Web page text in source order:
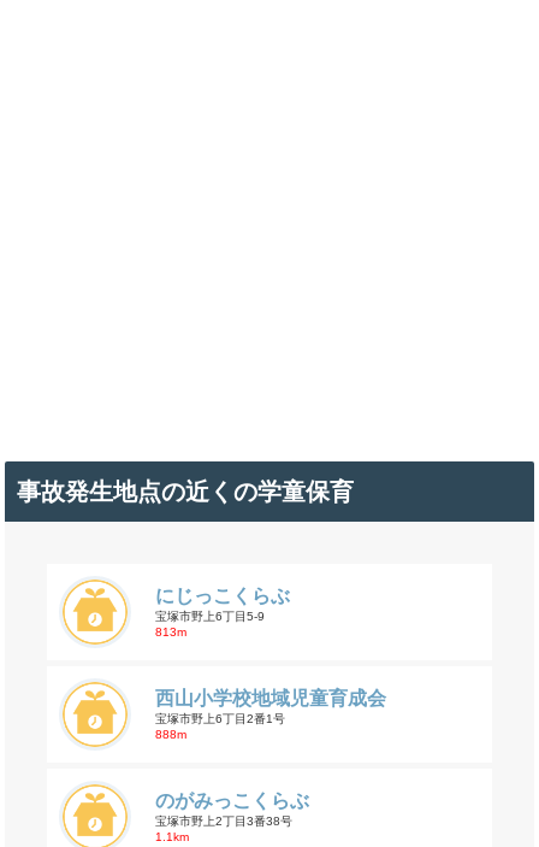
事故発生地点の近くの学童保育
にじっこくらぶ
宝塚市野上6丁目5-9
813m
西山小学校地域児童育成会
宝塚市野上6丁目2番1号
888m
のがみっこくらぶ
宝塚市野上2丁目3番38号
1.1km